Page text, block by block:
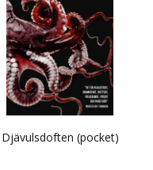
Djävulsdoften (pocket)